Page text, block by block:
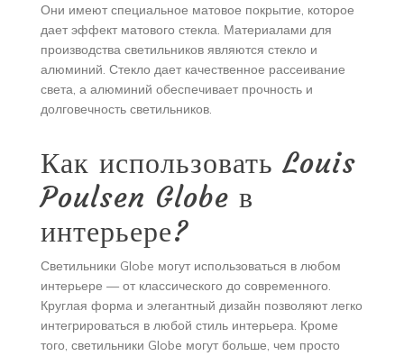
Они имеют специальное матовое покрытие, которое
дает эффект матового стекла. Материалами для
производства светильников являются стекло и
алюминий. Стекло дает качественное рассеивание
света, а алюминий обеспечивает прочность и
долговечность светильников.
Как использовать Louis
Poulsen Globe в
интерьере?
Светильники Globe могут использоваться в любом
интерьере — от классического до современного.
Круглая форма и элегантный дизайн позволяют легко
интегрироваться в любой стиль интерьера. Кроме
того, светильники Globe могут больше, чем просто